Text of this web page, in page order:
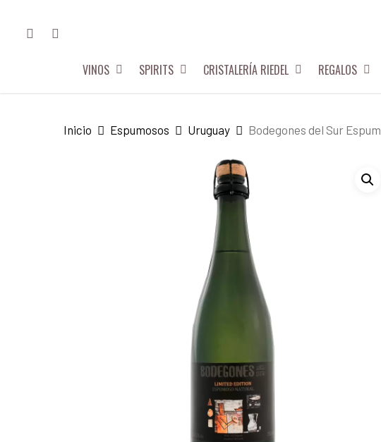
FACEBOOKINSTAGRAM
VINOS SPIRITS CRISTALERÍA RIEDEL REGALOS
Inicio Espumosos Uruguay Bodegones del Sur